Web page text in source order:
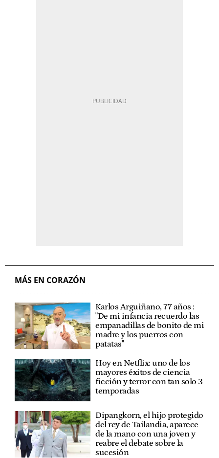
MÁS EN CORAZÓN
Karlos Arguiñano, 77 años :
"De mi infancia recuerdo las
empanadillas de bonito de mi
madre y los puerros con
patatas"
Hoy en Netflix: uno de los
mayores éxitos de ciencia
ficción y terror con tan solo 3
temporadas
Dipangkorn, el hijo protegido
del rey de Tailandia, aparece
de la mano con una joven y
reabre el debate sobre la
sucesión